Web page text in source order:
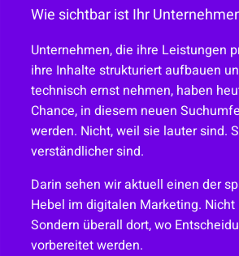
Wie sichtbar ist Ihr
Unternehmen, die ihre Leistungen
ihre Inhalte strukturiert aufbauen
technisch ernst nehmen, haben
Chance, in diesem neuen
werden. Nicht, weil sie lauter sind.
verständlicher sind.
Darin sehen wir aktuell einen der
Hebel im digitalen Marketing. Nicht
Sondern überall dort, wo
vorbereitet werden.